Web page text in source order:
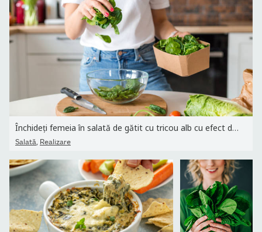
Închideți femeia în salată de gătit cu tricou alb cu efect de mișc
Salată, Realizare